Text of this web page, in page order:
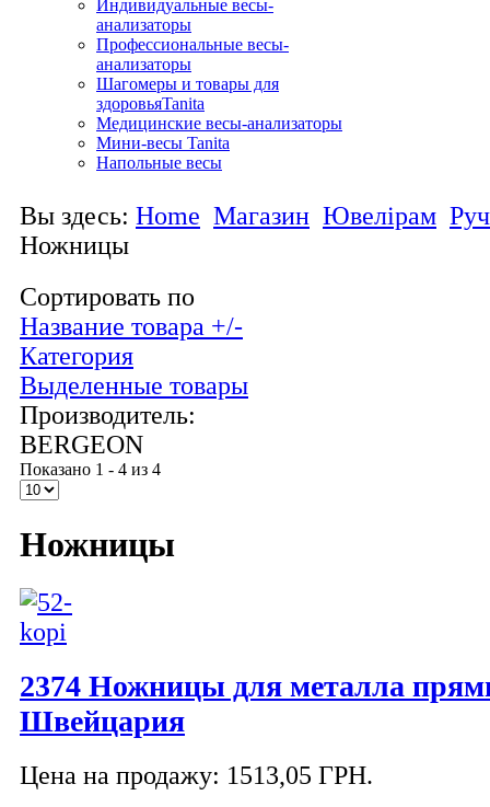
Индивидуальные весы-
анализаторы
Профессиональные весы-
анализаторы
Шагомеры и товары для
здоровьяTanita
Медицинские весы-анализаторы
Мини-весы Tanita
Напольные весы
Вы здесь: Home Магазин Ювелірам
Ножницы
Сортировать по
Название товара +/-
Категория
Выделенные товары
Производитель:
BERGEON
Показано 1 - 4 из 4
Ножницы
2374 Ножницы для металла
Швейцария
Цена на продажу: 1513,05 ГРН.